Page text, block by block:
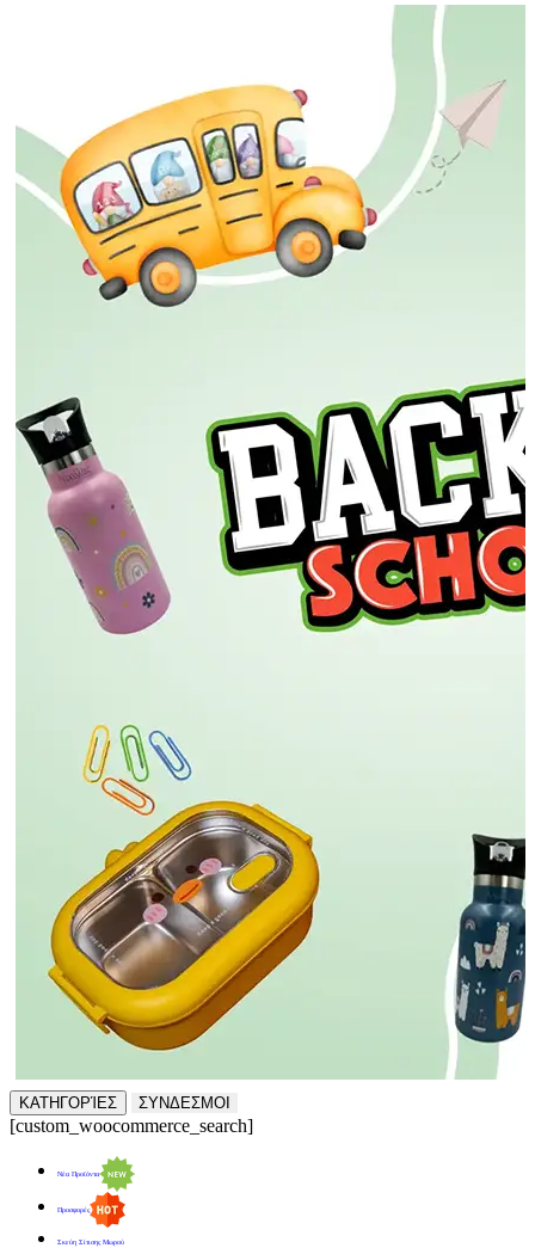
ΚΑΤΗΓΟΡΊΕΣ ΣΥΝΔΕΣΜΟΙ
[custom_woocommerce_search]
Νέα Προϊόντα
Προσφορές
Σκεύη Σίτισης Μωρού